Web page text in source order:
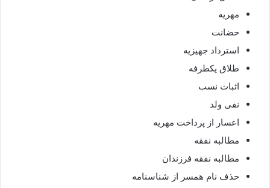
مهریه
حضانت
استرداد جهیزیه
طلاق یکطرفه
اثبات نسب
نفی ولد
اعسار از پرداخت مهریه
مطالبه نفقه
مطالبه نفقه فرزندان
حذف نام همسر از شناسنامه